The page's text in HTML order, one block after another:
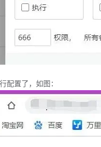
配置了，如图：